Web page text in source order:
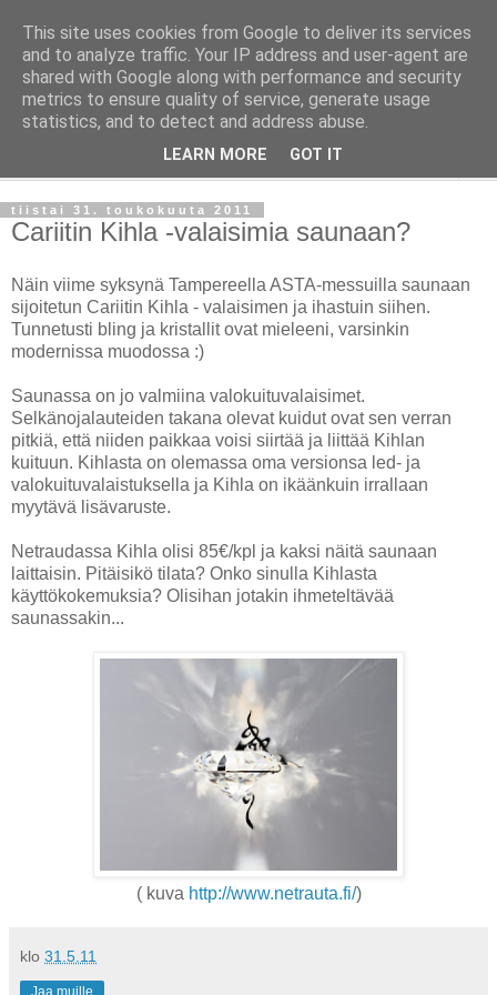
Taloja ja Toiveita
[ Sisustaa ] [ Remontoi ] [ Tuunaa ] [ Haaveilee ] [ Reissaa ]
tiistai 31. toukokuuta 2011
Cariitin Kihla -valaisimia saunaan?
Näin viime syksynä Tampereella ASTA-messuilla saunaan
sijoitetun Cariitin Kihla - valaisimen ja ihastuin siihen.
Tunnetusti bling ja kristallit ovat mieleeni, varsinkin
modernissa muodossa :)
Saunassa on jo valmiina valokuituvalaisimet.
Selkänojalauteiden takana olevat kuidut ovat sen verran
pitkiä, että niiden paikkaa voisi siirtää ja liittää Kihlan
kuituun. Kihlasta on olemassa oma versionsa led- ja
valokuituvalaistuksella ja Kihla on ikäänkuin irrallaan
myytävä lisävaruste.
Netraudassa Kihla olisi 85€/kpl ja kaksi näitä saunaan
laittaisin. Pitäisikö tilata? Onko sinulla Kihlasta
käyttökokemuksia? Olisihan jotakin ihmeteltävää
saunassakin...
( kuva http://www.netrauta.fi/)
klo 31.5.11
Jaa muille
This site uses cookies from Google to deliver its services
and to analyze traffic. Your IP address and user-agent are
shared with Google along with performance and security
metrics to ensure quality of service, generate usage
statistics, and to detect and address abuse.
LEARN MORE GOT IT